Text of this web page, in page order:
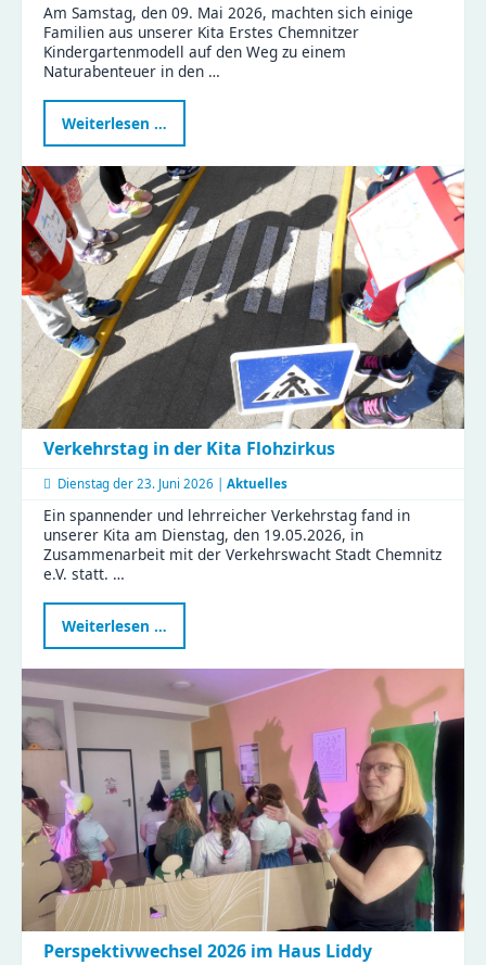
Am Samstag, den 09. Mai 2026, machten sich einige
Familien aus unserer Kita Erstes Chemnitzer
Kindergartenmodell auf den Weg zu einem
Naturabenteuer in den …
Weiterlesen …
im
Familien
feiern
Muttertag
mit
Tiergeschichten
und
Bastelspaß
Verkehrstag in der Kita Flohzirkus
Dienstag der 23. Juni 2026 | Aktuelles
Ein spannender und lehrreicher Verkehrstag fand in
unserer Kita am Dienstag, den 19.05.2026, in
Zusammenarbeit mit der Verkehrswacht Stadt Chemnitz
e.V. statt. …
Weiterlesen …
in
der
Kita
Flohzirkus
Perspektivwechsel 2026 im Haus Liddy